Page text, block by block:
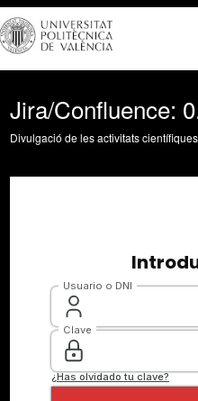
Jira/Confluence:
Divulgació de les activitats